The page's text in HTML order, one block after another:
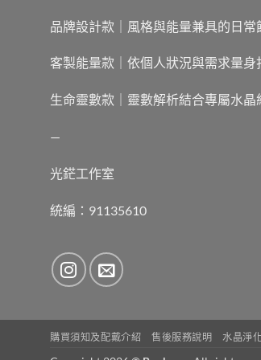
品牌設計款｜風格與能量兼具的日常
客製能量款｜依個人狀況與需求量身
生命靈數款｜靈數解析結合專屬水晶
—
光鋩工作室
統編：91135610
購買須知及配戴介紹 售後服務說明 水晶淨